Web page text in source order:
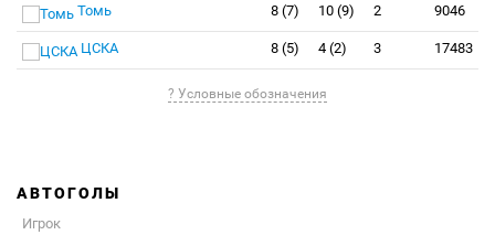
Томь 8 (7) 10 (9) 2 9046
ЦСКА 8 (5) 4 (2) 3 17483
? Условные обозначения
АВТОГОЛЫ
Игрок